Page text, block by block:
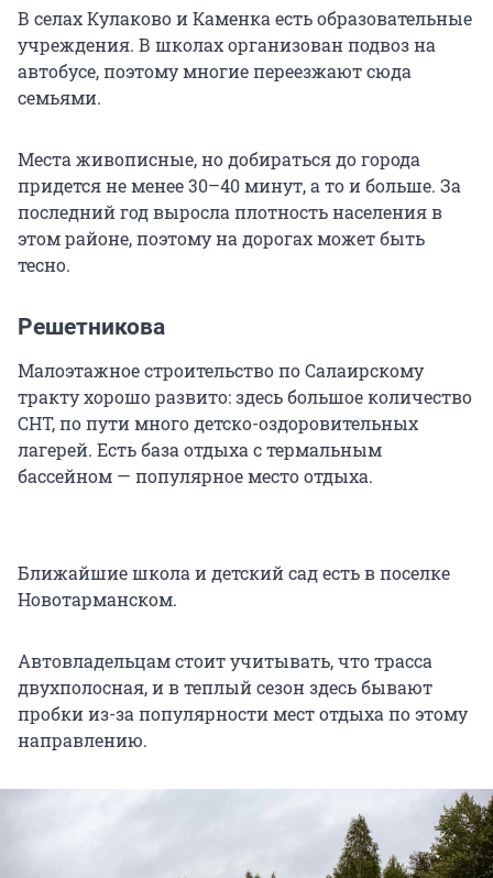
В селах Кулаково и Каменка есть образовательные
учреждения. В школах организован подвоз на
автобусе, поэтому многие переезжают сюда
семьями.
Места живописные, но добираться до города
придется не менее 30–40 минут, а то и больше. За
последний год выросла плотность населения в
этом районе, поэтому на дорогах может быть
тесно.
Решетникова
Малоэтажное строительство по Салаирскому
тракту хорошо развито: здесь большое количество
СНТ, по пути много детско-оздоровительных
лагерей. Есть база отдыха с термальным
бассейном — популярное место отдыха.
Ближайшие школа и детский сад есть в поселке
Новотарманском.
Автовладельцам стоит учитывать, что трасса
двухполосная, и в теплый сезон здесь бывают
пробки из-за популярности мест отдыха по этому
направлению.